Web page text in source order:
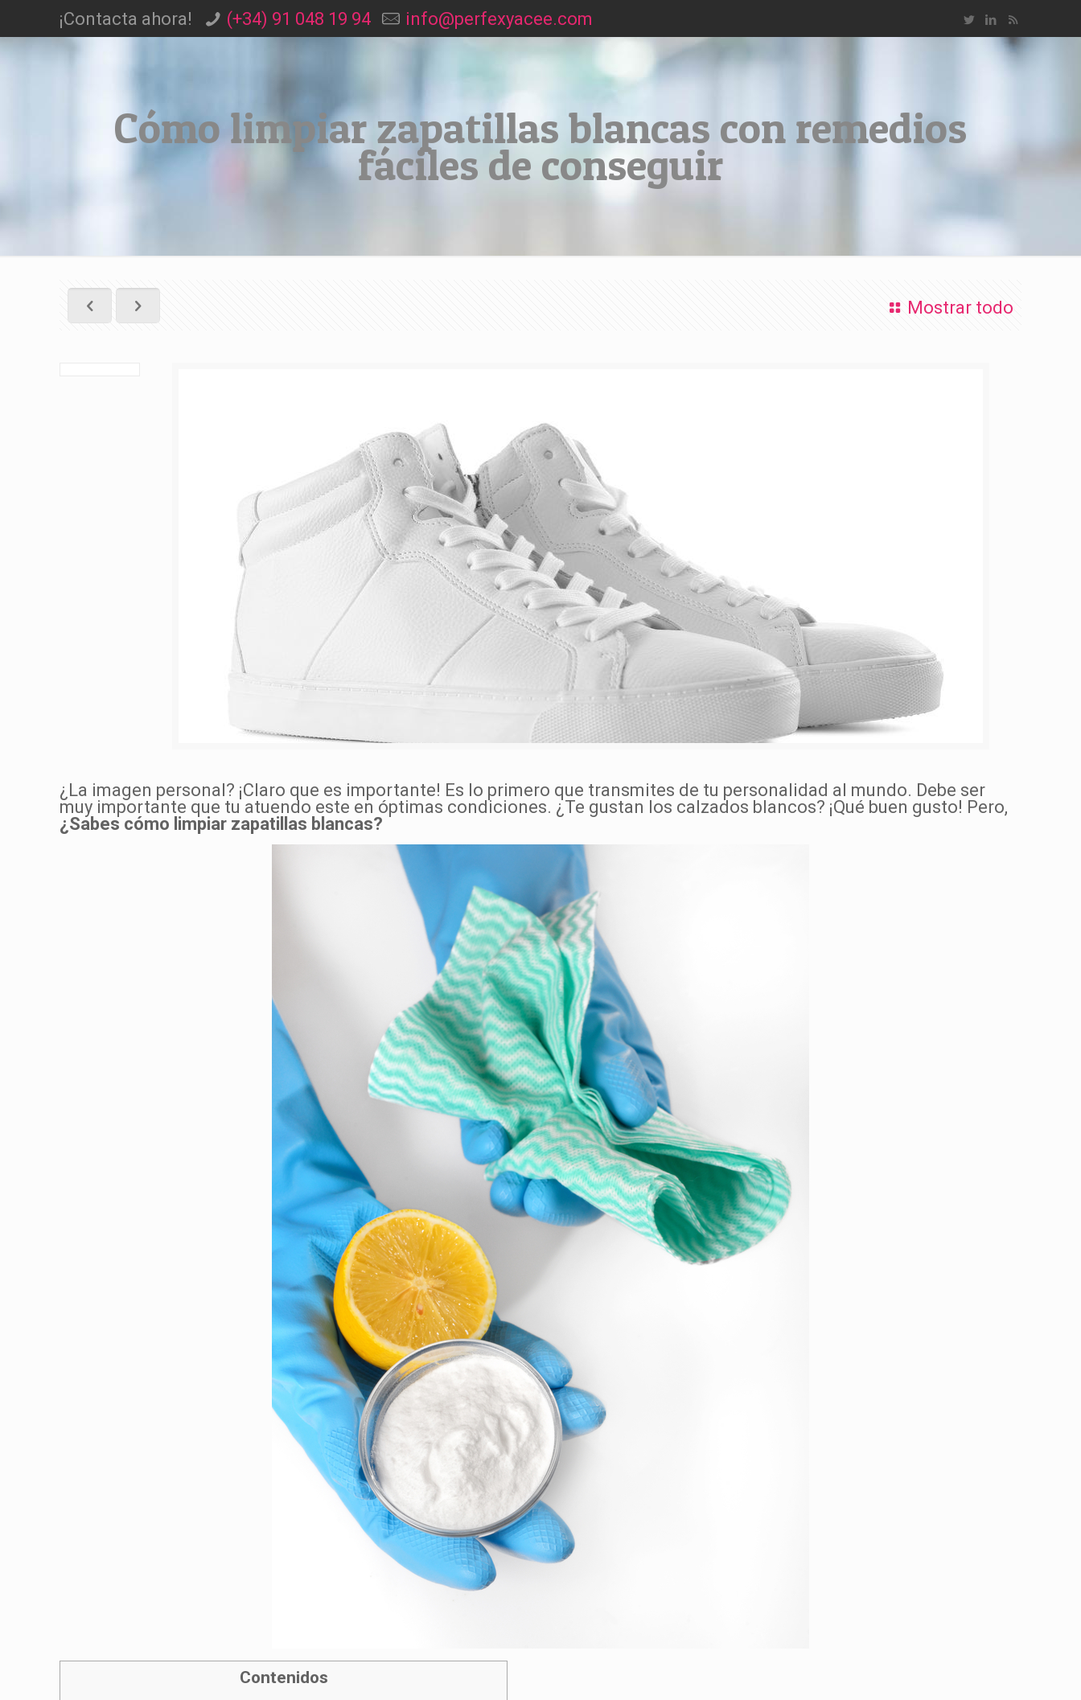
¡Contacta ahora! (+34) 91 048 19 94 info@perfexyacee.com
Cómo limpiar zapatillas blancas con remedios
fáciles de conseguir
Mostrar todo
¿La imagen personal? ¡Claro que es importante! Es lo primero que transmites de tu personalidad al mundo. Debe ser
muy importante que tu atuendo este en óptimas condiciones. ¿Te gustan los calzados blancos? ¡Qué buen gusto! Pero,
¿Sabes cómo limpiar zapatillas blancas?
Contenidos